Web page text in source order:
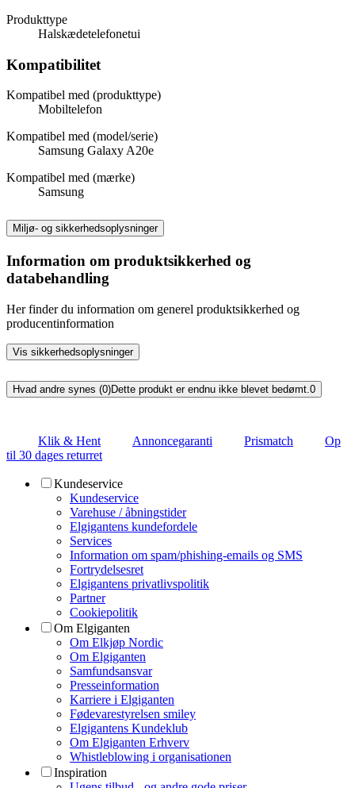
Produkttype
Halskædetelefonetui
Kompatibilitet
Kompatibel med (produkttype)
Mobiltelefon
Kompatibel med (model/serie)
Samsung Galaxy A20e
Kompatibel med (mærke)
Samsung
Miljø- og sikkerhedsoplysninger
Information om produktsikkerhed og
databehandling
Her finder du information om generel produktsikkerhed og
producentinformation
Vis sikkerhedsoplysninger
Hvad andre synes (0)Dette produkt er endnu ikke blevet bedømt. 0
Klik & Hent Annoncegaranti Prismatch
Op
til 30 dages returret
Kundeservice
Kundeservice
Varehuse / åbningstider
Elgigantens kundefordele
Services
Information om spam/phishing-emails og SMS
Fortrydelsesret
Elgigantens privatlivspolitik
Partner
Cookiepolitik
Om Elgiganten
Om Elkjøp Nordic
Om Elgiganten
Samfundsansvar
Presseinformation
Karriere i Elgiganten
Fødevarestyrelsen smiley
Elgigantens Kundeklub
Om Elgiganten Erhverv
Whistleblowing i organisationen
Inspiration